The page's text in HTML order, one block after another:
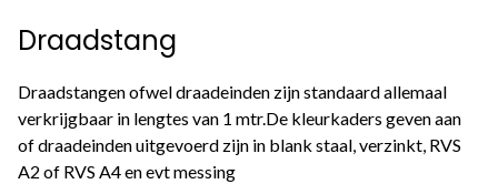
Draadstang
Draadstangen ofwel draadeinden zijn standaard allemaal
verkrijgbaar in lengtes van 1 mtr.De kleurkaders geven aan
of draadeinden uitgevoerd zijn in blank staal, verzinkt, RVS
A2 of RVS A4 en evt messing